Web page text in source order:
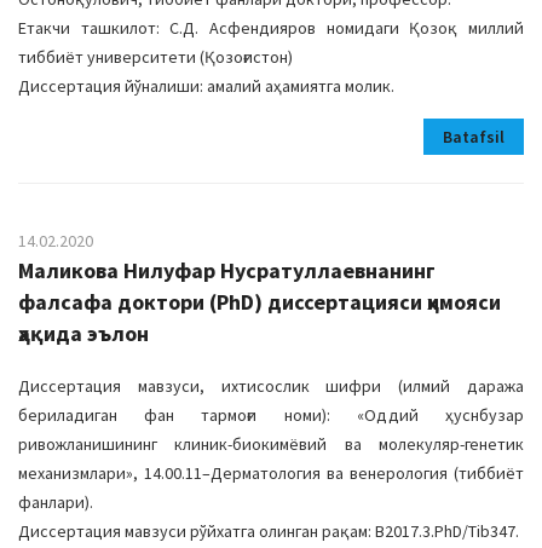
Етакчи ташкилот: С.Д. Асфендияров номидаги Қозоқ миллий
тиббиёт университети (Қозоғистон)
Диссертация йўналиши: амалий аҳамиятга молик.
Batafsil
14.02.2020
Маликова Нилуфар Нусратуллаевнанинг
фалсафа доктори (PhD) диссертацияси ҳимояси
ҳақида эълон
Диссертация мавзуси, ихтисослик шифри (илмий даража
бериладиган фан тармоғи номи): «Оддий ҳуснбузар
ривожланишининг клиник-биокимёвий ва молекуляр-генетик
механизмлари», 14.00.11–Дерматология ва венерология (тиббиёт
фанлари).
Диссертация мавзуси рўйхатга олинган рақам: В2017.3.PhD/Tib347.